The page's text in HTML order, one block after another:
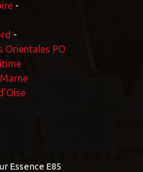
-
-
Orientales PO
Essence E85